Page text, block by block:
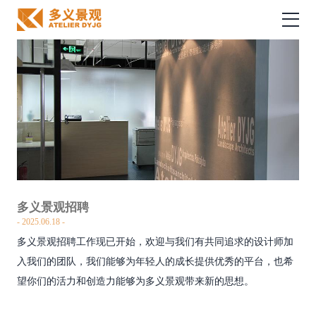
多义景观招聘
2025.06.18
多义景观招聘工作现已开始，欢迎与我们有共同追求的设计师加
入我们的团队，我们能够为年轻人的成长提供优秀的平台，也希
望你们的活力和创造力能够为多义景观带来新的思想。